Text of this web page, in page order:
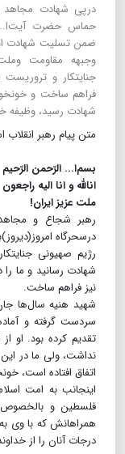
درپی شهادت مجاهد
حماس حضرت
ضمن تسلیت شهادت
وجبهه مقاومت
جنایتکار و
فراهم ساخت و
شهادت رسید، وظیفه
متن پیام رهبر
بسم‌ا... الرّحمن الرّحیم
انالله و انا الیه راجعون
ملت عزیز ایران!
رهبر شجاع و
درسحرگاه
رژیم صهیونی
شهادت رسانید و ما
نیز فراهم ساخت.
شهید هنیه سال‌ها
سردست گرفته و
تقدیم کرده بود. او
نداشت، ولی ما در
اتفاق افتاده است،
اینجانب به امت
فلسطین و بالخصوص
همراهانش که با وی
درجات آنان را از